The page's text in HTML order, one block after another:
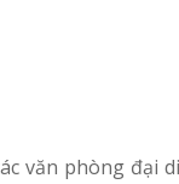
văn phòng đại